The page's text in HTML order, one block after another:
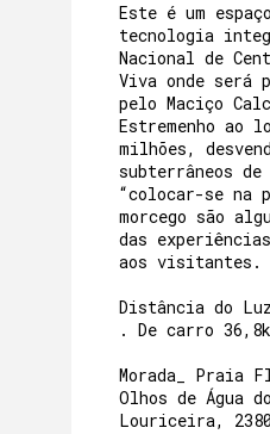
Este é um
tecnologia
Nacional de
Viva onde será
pelo Maciço
Estremenho ao
milhões,
subterrâneos de
“colocar-se na
morcego são
das
aos visitantes.
Distância do
. De carro
Morada_ Praia
Olhos de Água
Louriceira,